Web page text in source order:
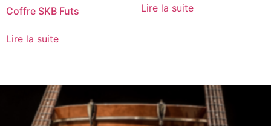
Coffre SKB Futs
Lire la suite
Lire la suite